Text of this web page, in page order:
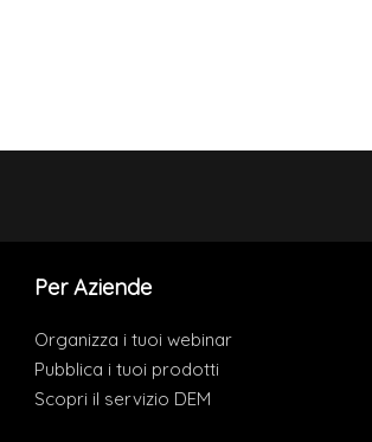
Per Aziende
Organizza i tuoi webinar
Pubblica i tuoi prodotti
Scopri il servizio DEM